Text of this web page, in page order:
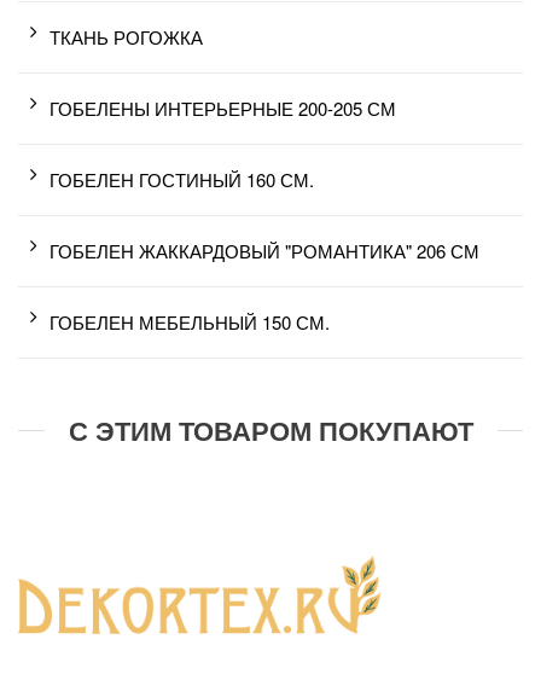
ТКАНЬ РОГОЖКА
ГОБЕЛЕНЫ ИНТЕРЬЕРНЫЕ 200-205 СМ
ГОБЕЛЕН ГОСТИНЫЙ 160 СМ.
ГОБЕЛЕН ЖАККАРДОВЫЙ "РОМАНТИКА" 206 СМ
ГОБЕЛЕН МЕБЕЛЬНЫЙ 150 СМ.
С ЭТИМ ТОВАРОМ ПОКУПАЮТ